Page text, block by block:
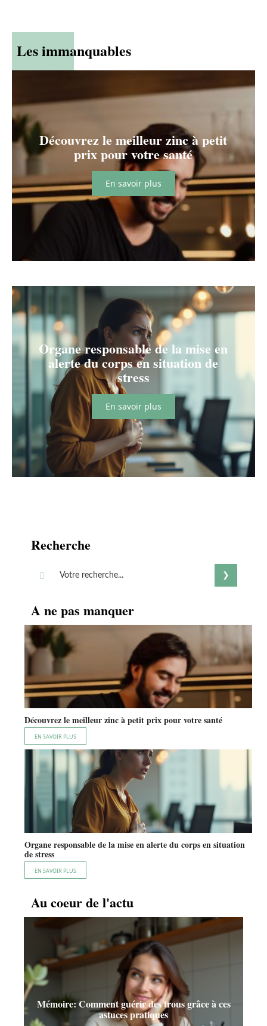
Les immanquables
Découvrez le meilleur zinc à petit
prix pour votre santé
En savoir plus
Organe responsable de la mise en
alerte du corps en situation de
stress
En savoir plus
Recherche
A ne pas manquer
Découvrez le meilleur zinc à petit prix pour votre santé
EN SAVOIR PLUS
Organe responsable de la mise en alerte du corps en situation
de stress
EN SAVOIR PLUS
Au coeur de l'actu
Mémoire: Comment guérir des trous grâce à ces
astuces pratiques